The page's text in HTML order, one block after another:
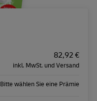
82,92 €
inkl. MwSt. und Versand
Bitte wählen Sie eine Prämie